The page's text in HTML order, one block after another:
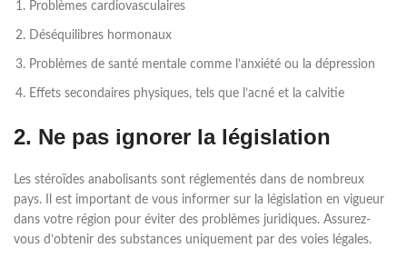
Problèmes cardiovasculaires
Déséquilibres hormonaux
Problèmes de santé mentale comme l’anxiété ou la dépression
Effets secondaires physiques, tels que l’acné et la calvitie
2. Ne pas ignorer la législation
Les stéroïdes anabolisants sont réglementés dans de nombreux
pays. Il est important de vous informer sur la législation en vigueur
dans votre région pour éviter des problèmes juridiques. Assurez-
vous d’obtenir des substances uniquement par des voies légales.